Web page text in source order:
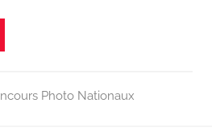
Photo Nationaux